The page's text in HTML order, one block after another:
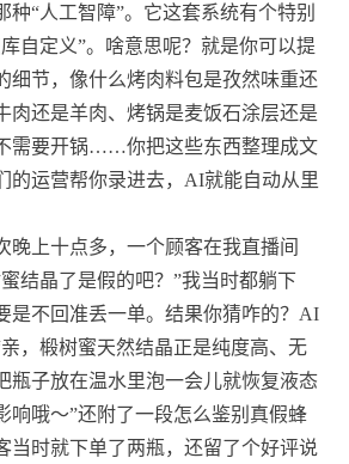
种“人工智障”。它这套系统有个特别
自定义”。啥意思呢？就是你可以提
细节，像什么烤肉料包是孜然味重还
肉还是羊肉、烤锅是麦饭石涂层还是
需要开锅……你把这些东西整理成文
的运营帮你录进去，AI就能自动从里
晚上十点多，一个顾客在我直播间
结晶了是假的吧？”我当时都躺下
是不回准丢一单。结果你猜咋的？AI
，椴树蜜天然结晶正是纯度高、无
瓶子放在温水里泡一会儿就恢复液态
响哦～”还附了一段怎么鉴别真假蜂
当时就下单了两瓶，还留了个好评说